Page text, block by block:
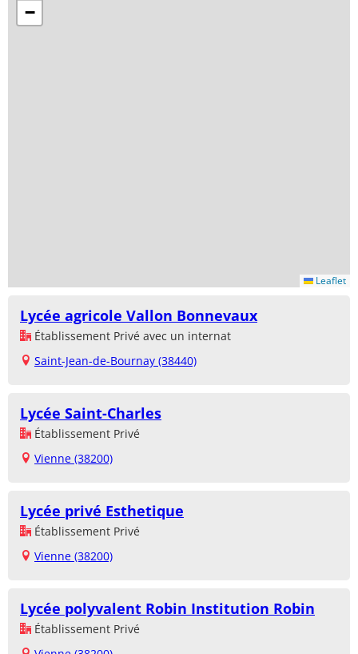
−
Leaflet
Lycée agricole Vallon Bonnevaux
Établissement Privé avec un internat
Saint-Jean-de-Bournay (38440)
Lycée Saint-Charles
Établissement Privé
Vienne (38200)
Lycée privé Esthetique
Établissement Privé
Vienne (38200)
Lycée polyvalent Robin Institution Robin
Établissement Privé